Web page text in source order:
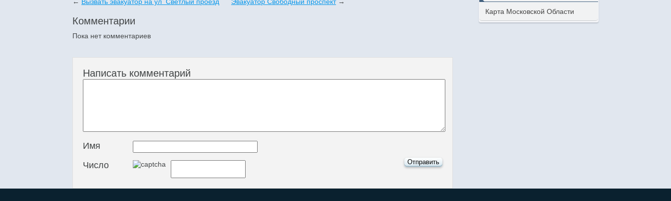
Комментарии
Пока нет комментариев
Написать комментарий
Имя
Число
Карта Московской Области